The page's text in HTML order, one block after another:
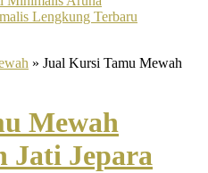
» Jual Kursi Tamu Mewah
Mewah
Jati Jepara